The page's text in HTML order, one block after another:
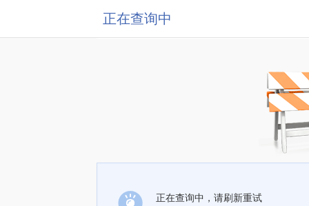
正在查询中
正在查询中，请刷新重试